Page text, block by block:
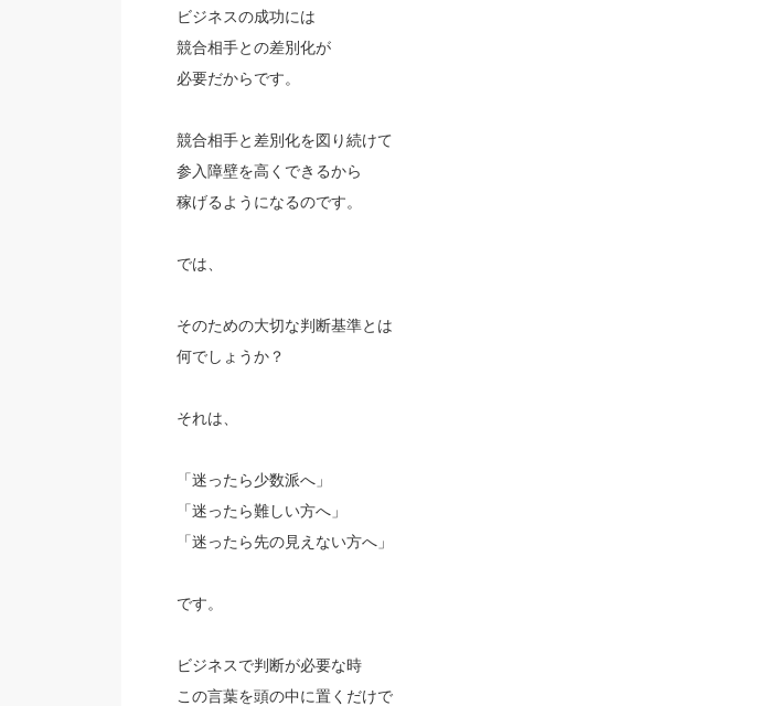
ビジネスの成功には
競合相手との差別化が
必要だからです。
競合相手と差別化を図り続けて
参入障壁を高くできるから
稼げるようになるのです。
では、
そのための大切な判断基準とは
何でしょうか？
それは、
「迷ったら少数派へ」
「迷ったら難しい方へ」
「迷ったら先の見えない方へ」
です。
ビジネスで判断が必要な時
この言葉を頭の中に置くだけで